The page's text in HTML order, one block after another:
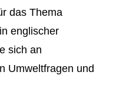
das Thema
englischer
sich an
Umweltfragen und